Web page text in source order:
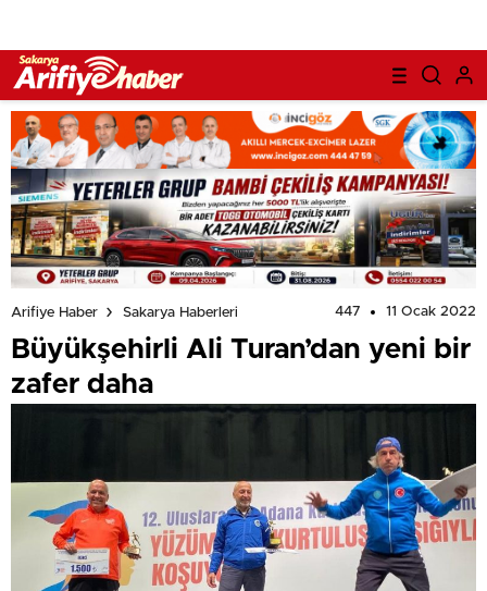
Arifiye Haber Sakarya Haberleri 447 11 Ocak 2022
Büyükşehirli Ali Turan’dan yeni bir
zafer daha